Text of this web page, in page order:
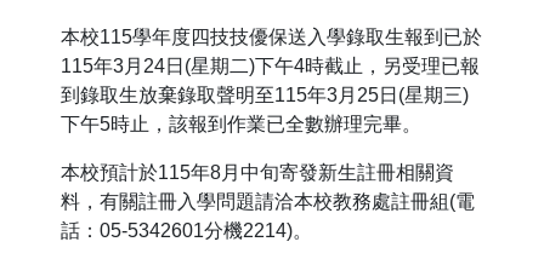
本校115學年度四技技優保送入學錄取生報到已於
115年3月24日(星期二)下午4時截止，另受理已報
到錄取生放棄錄取聲明至115年3月25日(星期三)
下午5時止，該報到作業已全數辦理完畢。
本校預計於115年8月中旬寄發新生註冊相關資
料，有關註冊入學問題請洽本校教務處註冊組(電
話：05-5342601分機2214)。